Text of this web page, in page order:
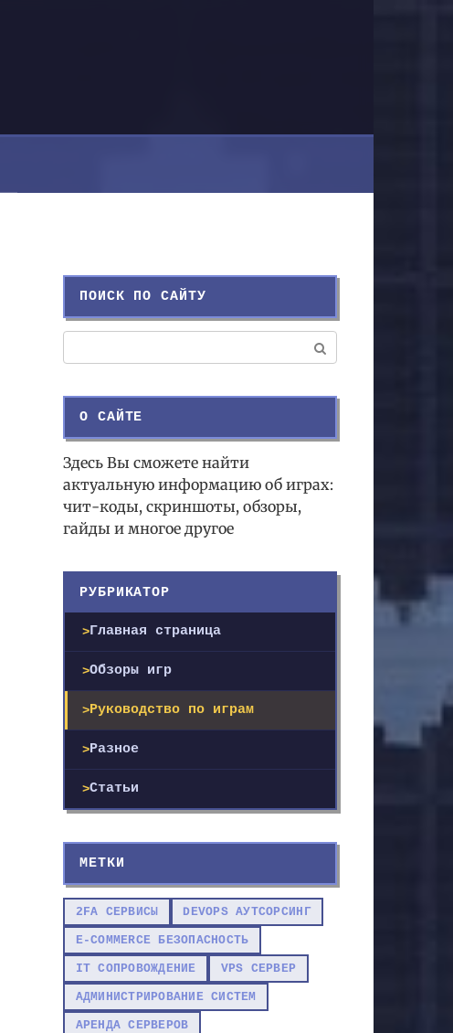
ПОИСК ПО САЙТУ
О САЙТЕ
Здесь Вы сможете найти
актуальную информацию об играх:
чит-коды, скриншоты, обзоры,
гайды и многое другое
РУБРИКАТОР
Главная страница
Обзоры игр
Руководство по играм
Разное
Статьи
МЕТКИ
2FA СЕРВИСЫ DEVOPS АУТСОРСИНГ
E-COMMERCE БЕЗОПАСНОСТЬ
IT СОПРОВОЖДЕНИЕ VPS СЕРВЕР
АДМИНИСТРИРОВАНИЕ СИСТЕМ
АРЕНДА СЕРВЕРОВ